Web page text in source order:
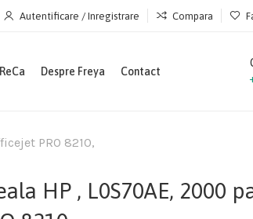
Autentificare / Inregistrare Compara
Despre Freya Contact
PRO 8210,
HP , L0S70AE, 2000